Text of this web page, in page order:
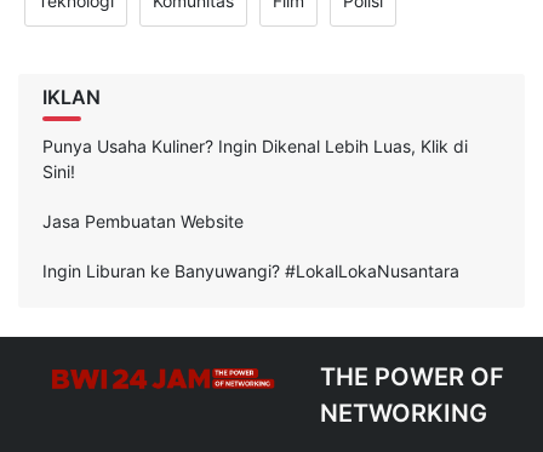
IKLAN
Punya Usaha Kuliner? Ingin Dikenal Lebih Luas, Klik di
Sini!
Jasa Pembuatan Website
Ingin Liburan ke Banyuwangi? #LokalLokaNusantara
THE POWER OF
NETWORKING